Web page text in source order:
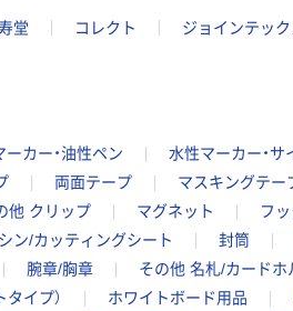
堂 コレクト ジョインテック
ーカー・油性ペン 水性マーカー・サ
両面テープ マスキングテー
他 クリップ マグネット フッ
ン/カッティングシート 封筒
腕章/胸章 その他 名札/カードホ
イプ） ホワイトボード用品